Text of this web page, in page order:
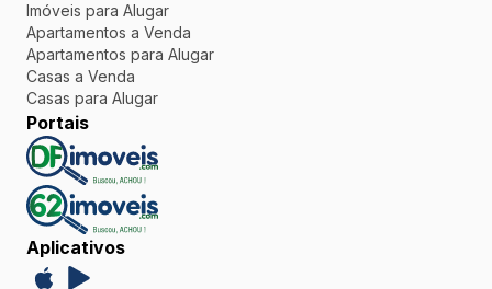
Imóveis para Alugar
Apartamentos a Venda
Apartamentos para Alugar
Casas a Venda
Casas para Alugar
Portais
Aplicativos